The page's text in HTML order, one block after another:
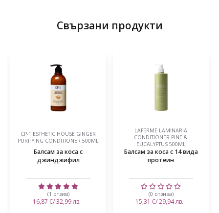
Свързани продукти
CP-1 ESTHETIC HOUSE GINGER
PURIFYING CONDITIONER 500ML
Балсам за коса с
джинджифил
(1 отзив)
16,87 €/ 32,99 лв.
LAFERME LAMINARIA
CONDITIONER PINE &
EUCALYPTUS 500ML
Балсам за коса с 14 вида
протеин
(0 отзива)
15,31 €/ 29,94 лв.